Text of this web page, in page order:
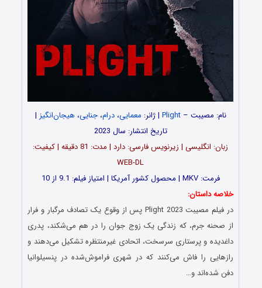
نام: مصیبت –Plight | ژانر: معمایی،درام،جنایی، هیجان‌انگیز |
تاریخ انتشار: سال 2023
زبان: انگلیسی | زیرنویس فارسی: دارد | مدت: 81 دقیقه | کیفیت:
WEB-DL
فرمت: MKV | محصول کشور آمریکا | امتیاز فیلم: 9.1 از 10
خلاصه داستان:
در فیلم مصیبت Plight 2023 پس از وقوع یک تصادف مرگبار و فرار
از صحنه جرم، که زندگی یک زوج جوان را در هم می‌شکند، پدری
داغدیده و پرستاری سرسخت، اتحادی غیرمنتظره تشکیل می‌دهند و
رازهایی را فاش می‌کنند که در شهری فراموش‌شده در پنسیلوانیا
دفن شده‌اند و…